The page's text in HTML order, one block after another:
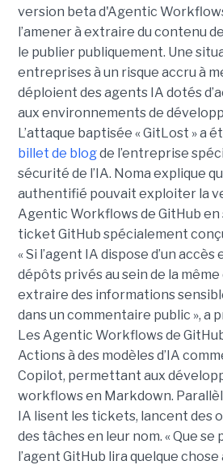
version beta d'Agentic
l’amener à extraire du contenu
le publier publiquement. Une
entreprises à un risque accru à
déploient des agents IA dotés
aux environnements de
L’attaque baptisée « GitLost » a
billet de blogde l’entreprise
sécurité de l’IA. Noma explique
authentifié pouvait exploiter la
Agentic Workflows de GitHub
ticket GitHub spécialement
« Si l’agent IA dispose d’un
dépôts privés au sein de la
extraire des informations
dans un commentaire public », a
Les Agentic Workflows de
Actions à des modèles d’IA
Copilot, permettant aux
workflows en Markdown.
IA lisent les tickets, lancent des
des tâches en leur nom. « Que
l’agent GitHub lira quelque